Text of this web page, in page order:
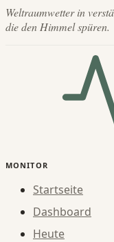
Weltraumwetter in
die den Himmel spüren.
MONITOR
Startseite
Dashboard
Heute